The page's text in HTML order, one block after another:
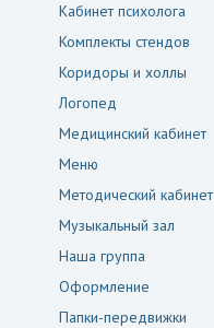
Кабинет психолога
Комплекты стендов
Коридоры и холлы
Логопед
Медицинский кабинет
Меню
Методический кабинет
Музыкальный зал
Наша группа
Оформление
Папки-передвижки